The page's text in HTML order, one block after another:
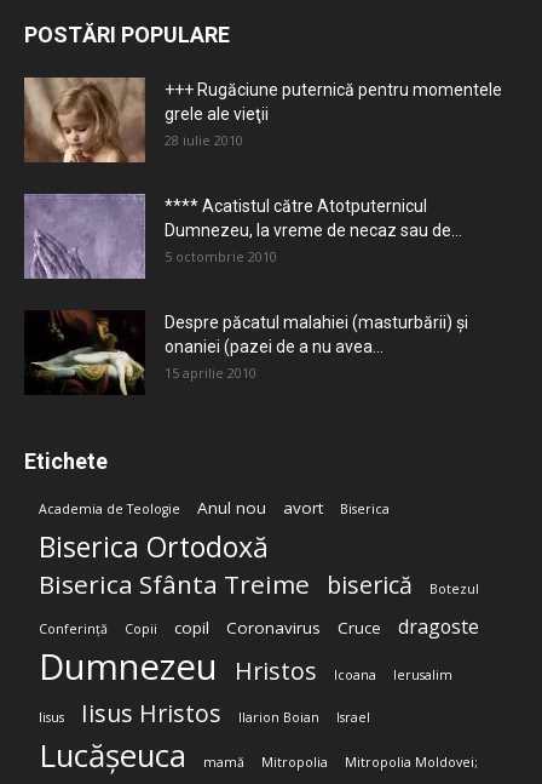
POSTĂRI POPULARE
+++ Rugăciune puternică pentru momentele
grele ale vieţii
28 iulie 2010
**** Acatistul către Atotputernicul
Dumnezeu, la vreme de necaz sau de...
5 octombrie 2010
Despre păcatul malahiei (masturbării) şi
onaniei (pazei de a nu avea...
15 aprilie 2010
Etichete
Academia de Teologie Anul nou avort Biserica
Biserica Ortodoxă
Biserica Sfânta Treime biserică Botezul
Conferință Copii copil Coronavirus Cruce dragoste
Dumnezeu Hristos Icoana Ierusalim
Iisus Iisus Hristos Ilarion Boian Israel
Lucășeuca mamă Mitropolia Mitropolia Moldovei;